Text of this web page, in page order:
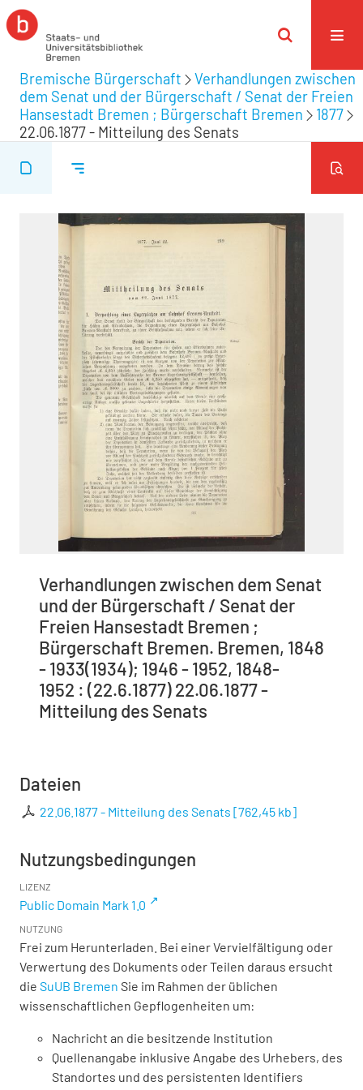
Bremische Bürgerschaft
Verhandlungen zwischen
dem Senat und der Bürgerschaft / Senat der Freien
Hansestadt Bremen ; Bürgerschaft Bremen
1877
22.06.1877 - Mitteilung des Senats
Verhandlungen zwischen dem Senat
und der Bürgerschaft / Senat der
Freien Hansestadt Bremen ;
Bürgerschaft Bremen. Bremen, 1848
- 1933(1934); 1946 - 1952, 1848-
1952 : (22.6.1877) 22.06.1877 -
Mitteilung des Senats
Dateien
22.06.1877 - Mitteilung des Senats [762,45 kb]
Nutzungsbedingungen
LIZENZ
Public Domain Mark 1.0
NUTZUNG
Frei zum Herunterladen. Bei einer Vervielfältigung oder
Verwertung des Dokuments oder Teilen daraus ersucht
die SuUB Bremen Sie im Rahmen der üblichen
wissenschaftlichen Gepflogenheiten um:
Nachricht an die besitzende Institution
Quellenangabe inklusive Angabe des Urhebers, des
Standortes und des persistenten Identifiers